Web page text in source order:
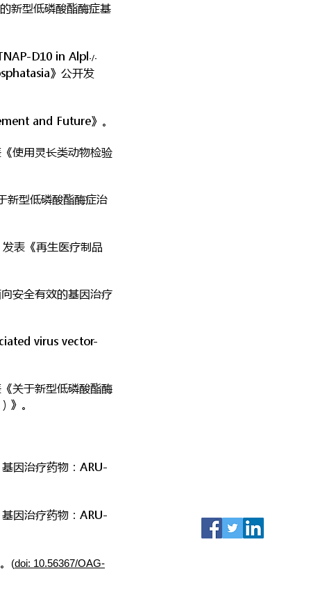
新型低磷酸酯酶症基
D10 in Alpl-/-
》公开发
and Future》。
使用灵长类动物检验
新型低磷酸酯酶症治
表《再生医疗制品
安全有效的基因治疗
virus vector-
关于新型低磷酸酯酶
》。
因治疗药物：ARU-
因治疗药物：ARU-
(doi: 10.56367/OAG-